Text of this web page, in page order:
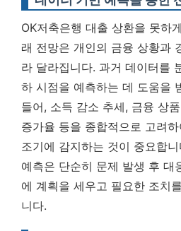
OK저축은행 대출 상환을 못하
래 전망은 개인의 금융 상황과
라 달라집니다. 과거 데이터를
하 시점을 예측하는 데 도움을
들어, 소득 감소 추세, 금융 상
증가율 등을 종합적으로 고려
조기에 감지하는 것이 중요합니
예측은 단순히 문제 발생 후 대
에 계획을 세우고 필요한 조치
니다.